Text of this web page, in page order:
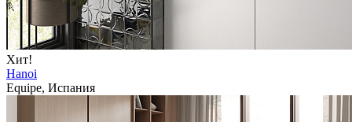
Хит!
Hanoi
Equipe, Испания